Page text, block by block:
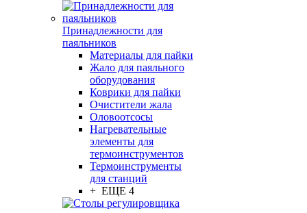
Принадлежности для
паяльников
Материалы для пайки
Жало для паяльного
оборудования
Коврики для пайки
Очистители жала
Оловоотсосы
Нагревательные
элементы для
термоинструментов
Термоинструменты
для станций
+ ЕЩЕ 4